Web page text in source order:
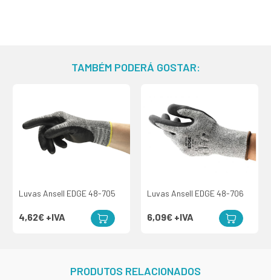
TAMBÉM PODERÁ GOSTAR:
Luvas Ansell EDGE 48-705
4,62€ +IVA
Luvas Ansell EDGE 48-706
6,09€ +IVA
PRODUTOS RELACIONADOS